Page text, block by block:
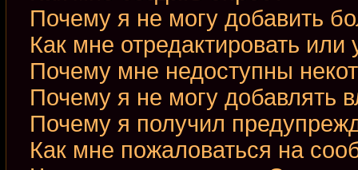
Почему я не могу добавить
Как мне отредактировать или
Почему мне недоступны
Почему я не могу добавлять
Почему я получил
Как мне пожаловаться на